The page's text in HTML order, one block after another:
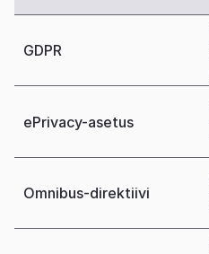
GDPR
ePrivacy-asetus
Omnibus-direktiivi